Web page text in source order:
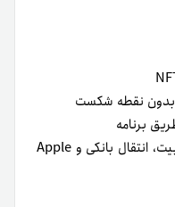
بدون نقطه شکست
امکان خرید با کارت اعتباری، کارت دبیت، انتقال بانکی و Apple